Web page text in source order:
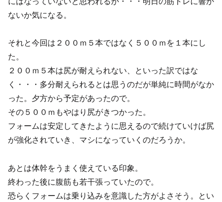
ないか気になる。
それと今回は２００ｍ５本ではなく５００ｍを１本にし
た。
２００ｍ５本は尻が耐えられない、といった訳ではな
く・・・多分耐えられるとは思うのだが単純に時間がなか
った。夕方から予定があったので。
その５００ｍもやはり尻がきつかった。
フォームは安定してきたように思えるので続けていけば尻
が強化されていき、マシになっていくのだろうか。
あとは体幹をうまく使えている印象。
終わった後に腹筋も若干張っていたので。
恐らくフォームは乗り込みを意識した方がよさそう。とい